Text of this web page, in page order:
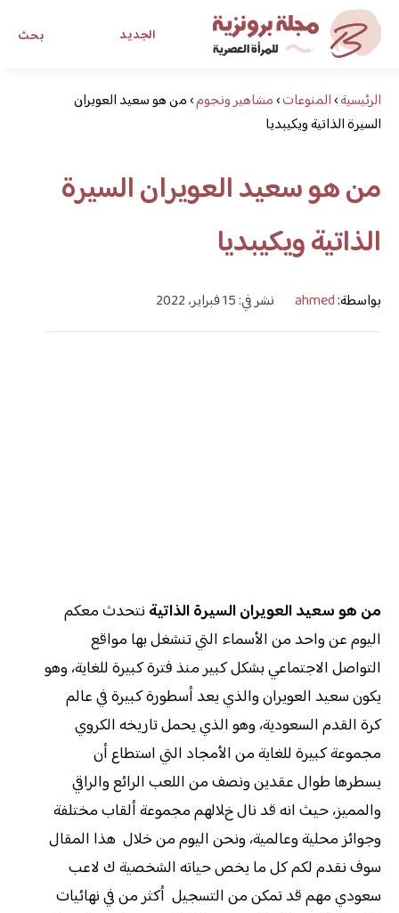
بحث الجديد
مجلة برونزية للفتاة العصريةالرئيسية›المنوعات›مشاهير ونجوم›من هو سعيد العويران
السيرة الذاتية ويكيبديا
من هو سعيد العويران السيرة
الذاتية ويكيبديا
بواسطة:ahmed نشر في: 15 فبراير، 2022
من هو سعيد العويران السيرة الذاتية نتحدث معكم
اليوم عن واحد من الأسماء التي تنشغل بها مواقع
التواصل الاجتماعي بشكل كبير منذ فترة كبيرة للغاية، وهو
يكون سعيد العويران والذي يعد أسطورة كبيرة في عالم
كرة القدم السعودية، وهو الذي يحمل تاريخه الكروي
مجموعة كبيرة للغاية من الأمجاد التي استطاع أن
يسطرها طوال عقدين ونصف من اللعب الرائع والراقي
والمميز، حيث انه قد نال خلالهم مجموعة ألقاب مختلفة
وجوائز محلية وعالمية، ونحن اليوم من خلال هذا المقال
سوف نقدم لكم كل ما يخص حياته الشخصية ك لاعب
سعودي مهم قد تمكن من التسجيل أكثر من في نهائيات